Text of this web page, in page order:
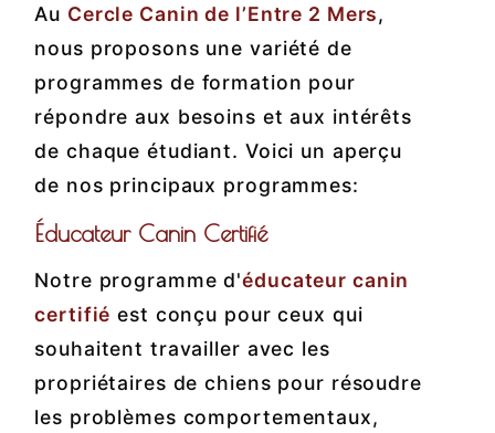
Au Cercle Canin de l’Entre 2 Mers,
nous proposons une variété de
programmes de formation pour
répondre aux besoins et aux intérêts
de chaque étudiant. Voici un aperçu
de nos principaux programmes:
Éducateur Canin Certifié
Notre programme d'éducateur canin
certifié est conçu pour ceux qui
souhaitent travailler avec les
propriétaires de chiens pour résoudre
les problèmes comportementaux,